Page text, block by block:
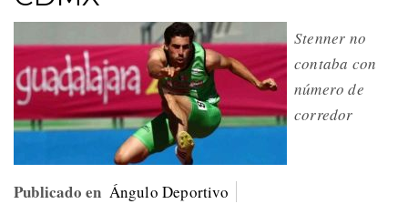
Stenner no
contaba con
número de
corredor
Publicado en Ángulo Deportivo